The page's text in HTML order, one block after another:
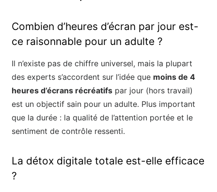
Combien d’heures d’écran par jour est-
ce raisonnable pour un adulte ?
Il n’existe pas de chiffre universel, mais la plupart
des experts s’accordent sur l’idée que moins de 4
heures d’écrans récréatifs par jour (hors travail)
est un objectif sain pour un adulte. Plus important
que la durée : la qualité de l’attention portée et le
sentiment de contrôle ressenti.
La détox digitale totale est-elle efficace
?